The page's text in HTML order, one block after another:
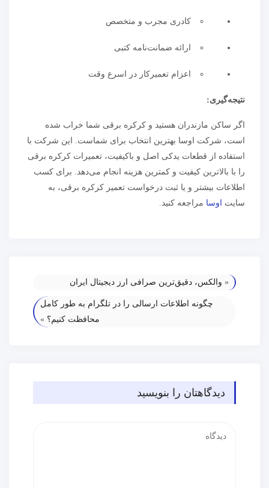
کادری مجرب و متخصص
ارائه ضمانت‌نامه کتبی
اعزام تعمیرکار در اسرع وقت
نتیجه‌گیری:
اگر ساکن مازندران هستید و کرکره برقی شما خراب شده
است، شرکت اوسا بهترین انتخاب برای شماست. این شرکت با
استفاده از قطعات یدکی اصل و باکیفیت، تعمیرات کرکره برقی
را با بالاترین کیفیت و کمترین هزینه انجام می‌دهد. برای کسب
اطلاعات بیشتر و یا ثبت درخواست تعمیر کرکره برقی، به
سایت
اوسا مراجعه کنید.
« والکس، دقیق‌ترین صرافی ارز دیجیتال ایران
چگونه اطلاعات ارسالی را در تلگرام به طور کامل
محافظت کنیم؟ »
دیدگاهتان را بنویسید